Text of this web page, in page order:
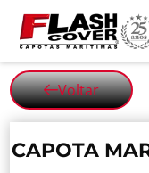
Voltar
CAPOTA